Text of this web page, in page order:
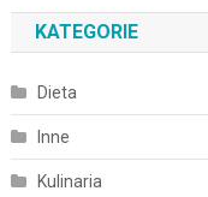
KATEGORIE
Dieta
Inne
Kulinaria